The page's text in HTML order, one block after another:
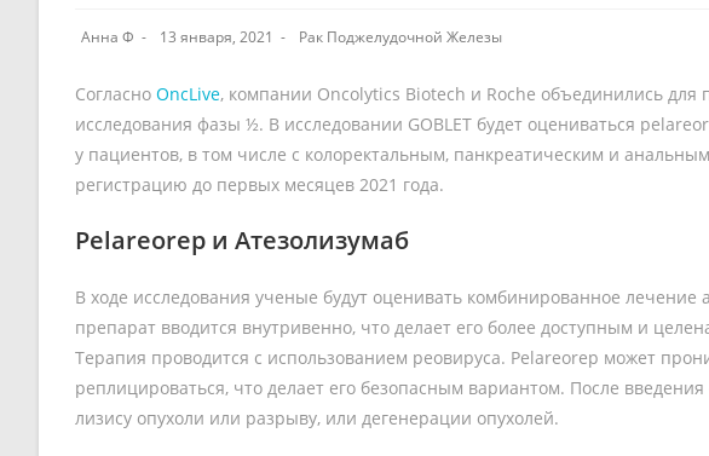
Анна Ф 13 января, 2021 Рак Поджелудочной Железы
Согласно OncLive, компании Oncolytics Biotech и Roche объединились для
исследования фазы ½. В исследовании GOBLET будет оцениваться
у пациентов, в том числе с колоректальным, панкреатическим и
регистрацию до первых месяцев 2021 года.
Pelareorep и Атезолизумаб
В ходе исследования ученые будут оценивать комбинированное лечение
препарат вводится внутривенно, что делает его более доступным и
Терапия проводится с использованием реовируса. Pelareorep может
реплицироваться, что делает его безопасным вариантом. После
лизису опухоли или разрыву, или дегенерации опухолей.